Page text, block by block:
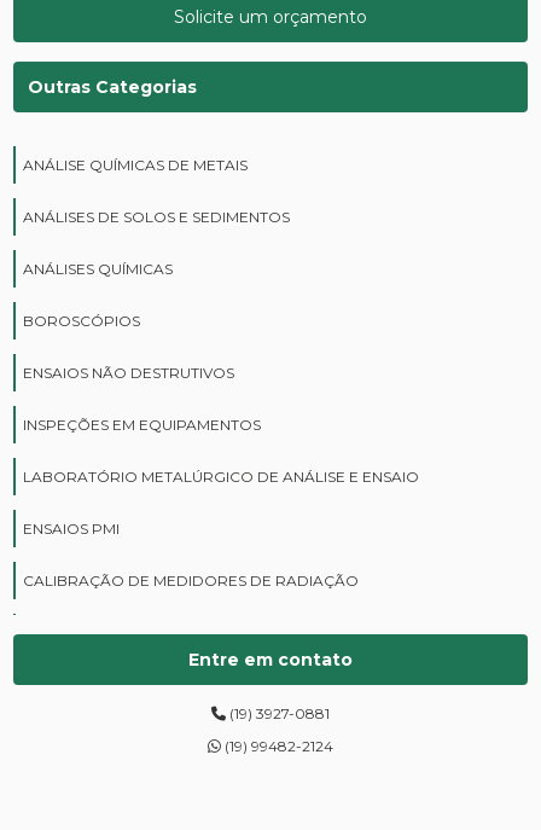
Solicite um orçamento
Outras Categorias
ANÁLISE QUÍMICAS DE METAIS
ANÁLISES DE SOLOS E SEDIMENTOS
ANÁLISES QUÍMICAS
BOROSCÓPIOS
ENSAIOS NÃO DESTRUTIVOS
INSPEÇÕES EM EQUIPAMENTOS
LABORATÓRIO METALÚRGICO DE ANÁLISE E ENSAIO
ENSAIOS PMI
CALIBRAÇÃO DE MEDIDORES DE RADIAÇÃO
CURSOS DE PROTEÇÃO RADIOLÓGICA
DIGITALIZAÇÃO DE FILMES RADIOGRÁFICOS
ENSAIOS DE DUREZA DE CAMPO
Entre em contato
(19) 3927-0881
(19) 99482-2124